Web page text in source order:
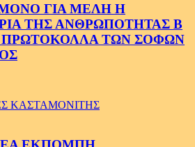
ΓΙΑ ΜΕΛΗ Η
ΤΗΣ ΑΝΘΡΩΠΟΤΗΤΑΣ Β
ΠΡΩΤΟΚΟΛΛΑ ΤΩΝ ΣΟΦΩΝ
ΚΑΣΤΑΜΟΝΙΤΗΣ